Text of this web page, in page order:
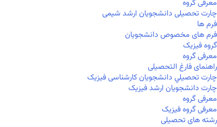
معرفی گروه
چارت تحصیلی دانشجویان ارشد شیمی
فرم ها
فرم های مخصوص دانشجویان
گروه فیزیک
معرفی گروه
راهنمای فارغ التحصیلی
چارت تحصيلي دانشجویان کارشناسی فیزیک
چارت دانشجویان ارشد فیزیک
معرفی گروه
معرفی گروه فیزیک
رشته های تحصیلی